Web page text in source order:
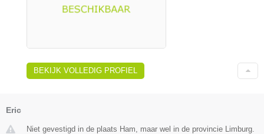
BEKIJK VOLLEDIG PROFIEL
Eric
Niet gevestigd in de plaats Ham, maar wel in de provincie Limburg.